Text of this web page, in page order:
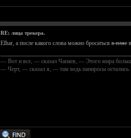
RE: лица трекера.
Elhar, а после какого слова можно бросатьсяв пляс
— Вот и все, — сказал Чапаев, — Этого мира
— Черт, — сказал я, — там ведь папиросы